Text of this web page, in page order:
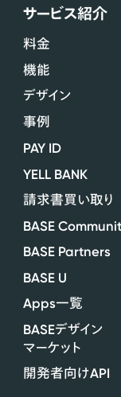
サービス紹介
料金
機能
デザイン
事例
PAY ID
YELL BANK
請求書買い取り
BASE
BASE Partners
BASE U
Apps一覧
BASEデザイン
マーケット
開発者向けAPI